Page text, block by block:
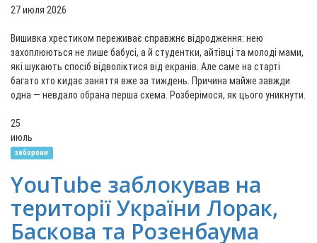
27 июля 2026
Вишивка хрестиком переживає справжнє відродження: нею
захоплюються не лише бабусі, а й студентки, айтівці та молоді мами,
які шукають спосіб відволіктися від екранів. Але саме на старті
багато хто кидає заняття вже за тиждень. Причина майже завжди
одна — невдало обрана перша схема. Розберімося, як цього уникнути.
25
июль
заборони
YouTube заблокував на
території України Лорак,
Баскова та Розенбаума